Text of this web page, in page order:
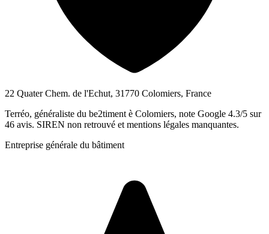
22 Quater Chem. de l'Echut, 31770 Colomiers, France
Terréo, généraliste du be2timent è Colomiers, note Google 4.3/5 sur
46 avis. SIREN non retrouvé et mentions légales manquantes.
Entreprise générale du bâtiment